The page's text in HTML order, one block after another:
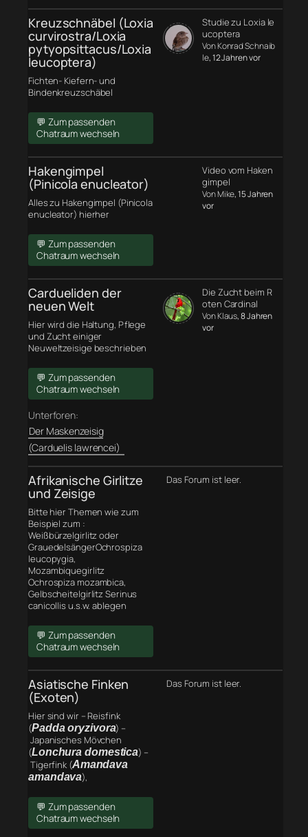
Kreuzschnäbel (Loxia
curvirostra/Loxia
pytyopsittacus/Loxia
leucoptera)
Fichten- Kiefern- und
Bindenkreuzschäbel
💬 Zum passenden
Chatraum wechseln
Studie zu Loxia le
ucoptera
Von Konrad Schnaib
le, 12 Jahren vor
Hakengimpel
(Pinicola enucleator)
Alles zu Hakengimpel (Pinicola
enucleator) hierher
💬 Zum passenden
Chatraum wechseln
Video vom Haken
gimpel
Von Mike, 15 Jahren
vor
Cardueliden der
neuen Welt
Hier wird die Haltung, Pflege
und Zucht einiger
Neuweltzeisige beschrieben
💬 Zum passenden
Chatraum wechseln
Unterforen:
Der Maskenzeisig
(Carduelis lawrencei)
Die Zucht beim R
oten Cardinal
Von Klaus, 8 Jahren
vor
Afrikanische Girlitze
und Zeisige
Bitte hier Themen wie zum
Beispiel zum :
Weißbürzelgirlitz oder
GrauedelsängerOchrospiza
leucopygia,
Mozambiquegirlitz
Ochrospiza mozambica,
Gelbscheitelgirlitz Serinus
canicollis u.s.w. ablegen
💬 Zum passenden
Chatraum wechseln
Das Forum ist leer.
Asiatische Finken
(Exoten)
Hier sind wir – Reisfink
(Padda oryzivora) –
Japanisches Mövchen
(Lonchura domestica) –
Tigerfink (Amandava
amandava),
💬 Zum passenden
Chatraum wechseln
Das Forum ist leer.